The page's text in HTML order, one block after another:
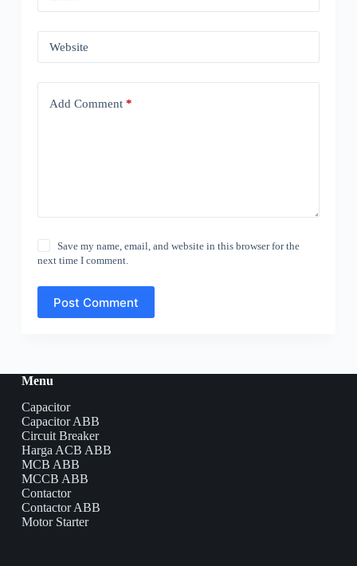
Website
Add Comment*
Save my name, email, and website in this browser for the
next time I comment.
Post Comment
Menu
Capacitor
Capacitor ABB
Circuit Breaker
Harga ACB ABB
MCB ABB
MCCB ABB
Contactor
Contactor ABB
Motor Starter